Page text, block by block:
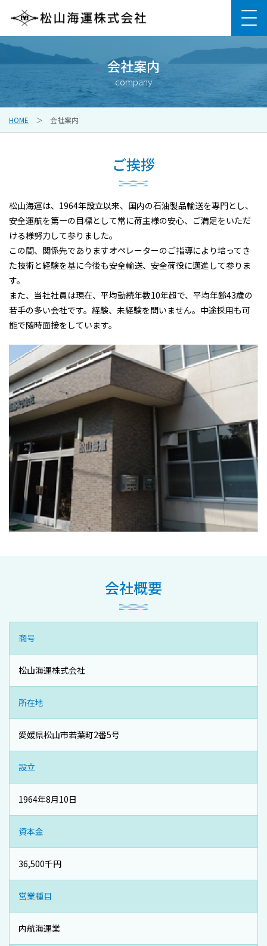
会社案内
company
HOME 会社案内
ご挨拶
松山海運は、1964年設立以来、国内の石油製品輸送を専門とし、
安全運航を第一の目標として常に荷主様の安心、ご満足をいただ
ける様努力して参りました。
この間、関係先でありますオペレーターのご指導により培ってき
た技術と経験を基に今後も安全輸送、安全荷役に邁進して参りま
す。
また、当社社員は現在、平均勤続年数10年超で、平均年齢43歳の
若手の多い会社です。経験、未経験を問いません。中途採用も可
能で随時面接をしています。
会社概要
商号
松山海運株式会社
所在地
愛媛県松山市若葉町2番5号
設立
1964年8月10日
資本金
36,500千円
営業種目
内航海運業